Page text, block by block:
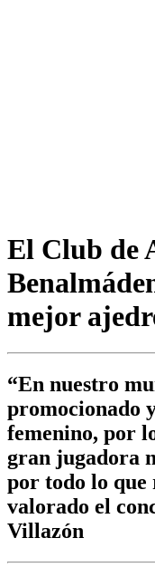
El Club de
mejor
“En nuestro
promocionado
femenino, por
gran jugadora
por todo lo que
valorado el
Villazón